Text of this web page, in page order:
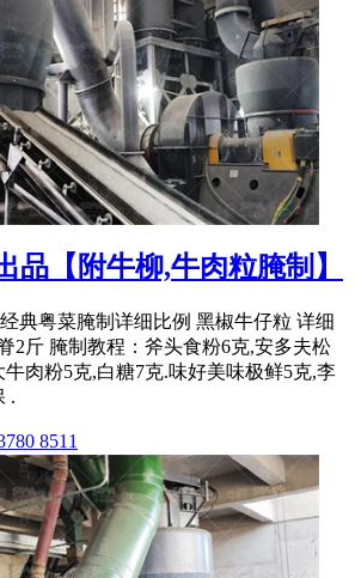
品【附牛柳,牛肉粒腌制】
经典粤菜腌制详细比例 黑椒牛仔粒 详细
2斤 腌制教程：斧头食粉6克,安多夫松
牛肉粉5克,白糖7克.味好美味极鲜5克,李
.
8511